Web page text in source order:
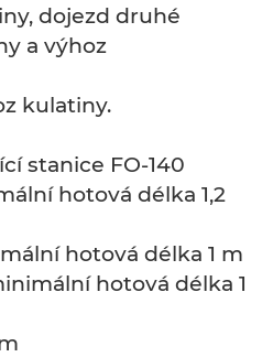
dojezd druhé
a výhoz
kulatiny.
stanice FO-140
hotová délka 1,2
hotová délka 1 m
hotová délka 1